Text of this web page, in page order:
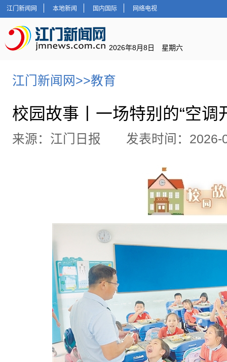
江门新闻网 本地新闻 国内国际 网络电视
2026年8月8日 星期六
江门新闻网 >>教育
校园故事丨一场特别的“空调
来源：江门日报 发表时间：